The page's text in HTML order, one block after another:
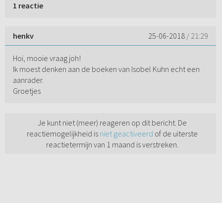
1 reactie
henkv 25-06-2018 / 21:29
Hoi, mooie vraag joh!
Ik moest denken aan de boeken van Isobel Kuhn echt een
aanrader.
Groetjes
Je kunt niet (meer) reageren op dit bericht. De
reactiemogelijkheid is niet geactiveerd of de uiterste
reactietermijn van 1 maand is verstreken.